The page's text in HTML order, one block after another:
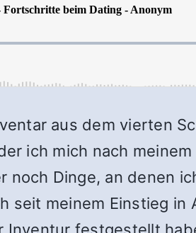
aus dem vierten
ich mich nach
noch Dinge, an denen
seit meinem Einstieg